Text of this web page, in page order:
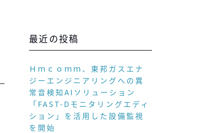
最近の投稿
Ｈｍｃｏｍｍ、東邦ガスエナ
ジーエンジニアリングへの異
常音検知AIソリューション
「FAST-Dモニタリングエディ
ション」を活用した設備監視
を開始